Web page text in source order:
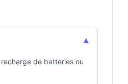
▾
de batteries ou